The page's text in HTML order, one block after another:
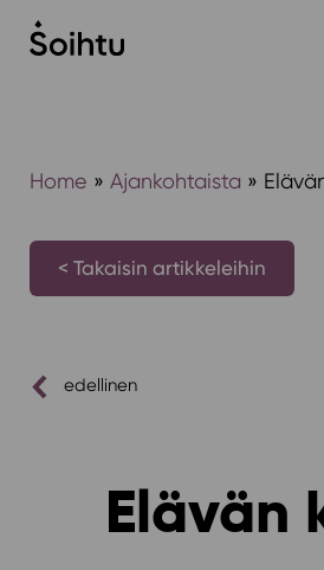
Siirry
sisältöön
Home » Ajankohtaista »
< Takaisin artikkeleihin
edellinen
Elävän